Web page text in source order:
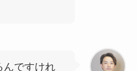
んですけれ